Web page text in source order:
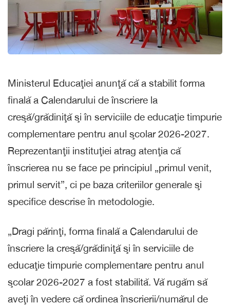
Ministerul Educaţiei anunţă că a stabilit forma
finală a Calendarului de înscriere la
creşă/grădiniţă şi în serviciile de educaţie timpurie
complementare pentru anul şcolar 2026-2027.
Reprezentanţii instituţiei atrag atenţia că
înscrierea nu se face pe principiul „primul venit,
primul servit”, ci pe baza criteriilor generale şi
specifice descrise în metodologie.
„Dragi părinţi, forma finală a Calendarului de
înscriere la creşă/grădiniţă şi în serviciile de
educaţie timpurie complementare pentru anul
şcolar 2026-2027 a fost stabilită. Vă rugăm să
aveţi în vedere că ordinea înscrierii/numărul de